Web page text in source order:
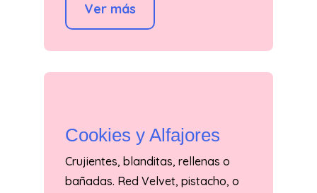
Ver más
Cookies y Alfajores
Crujientes, blanditas, rellenas o
bañadas. Red Velvet, pistacho, o